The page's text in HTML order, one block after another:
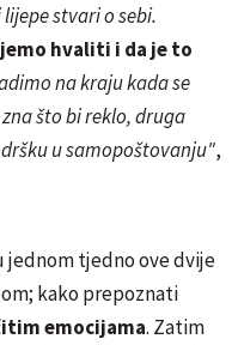
stvari o sebi.
hvaliti i da je to
na kraju kada se
što bi reklo, druga
u samopoštovanju",
jednom tjedno ove dvije
kako prepoznati
emocijama. Zatim